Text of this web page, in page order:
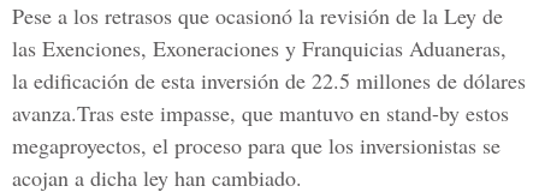
Pese a los retrasos que ocasionó la revisión de la Ley de
las Exenciones, Exoneraciones y Franquicias Aduaneras,
la edificación de esta inversión de 22.5 millones de dólares
avanza.Tras este impasse, que mantuvo en stand-by estos
megaproyectos, el proceso para que los inversionistas se
acojan a dicha ley han cambiado.